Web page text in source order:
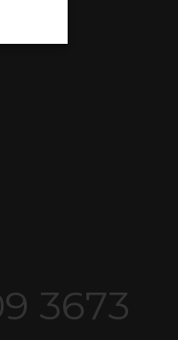
3673